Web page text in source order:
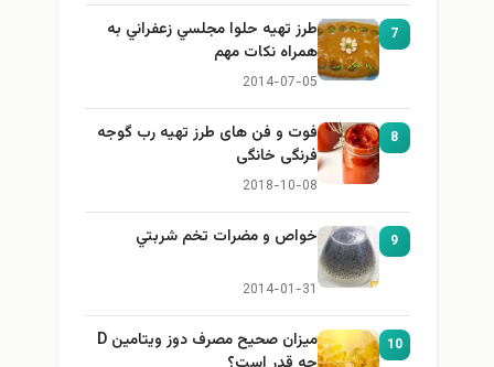
7
طرز تهيه حلوا مجلسي زعفراني به
همراه نكات مهم
2014-07-05
8
فوت و فن های طرز تهیه رب گوجه
فرنگی خانگی
2018-10-08
9 خواص و مضرات تخم شربتي
2014-01-31
10
میزان صحیح مصرف دوز ویتامین D